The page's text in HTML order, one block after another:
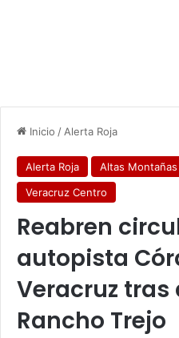
Inicio / Alerta Roja
Alerta Roja Altas Montañas
Veracruz Centro
Reabren
autopista
Veracruz
Rancho Trejo